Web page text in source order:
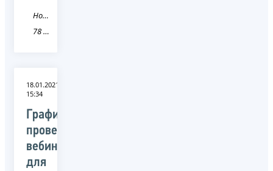
Новость
78 Санкт-Петербург
18.01.2021
15:34
График
проведения
вебинаров
для